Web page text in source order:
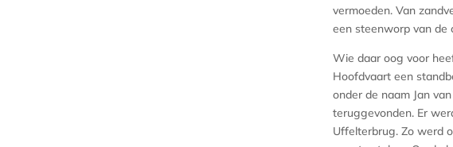
vermoeden. Van
een steenworp van de
Wie daar oog voor
Hoofdvaart een
onder de naam Jan
teruggevonden. Er
Uffelterbrug. Zo werd